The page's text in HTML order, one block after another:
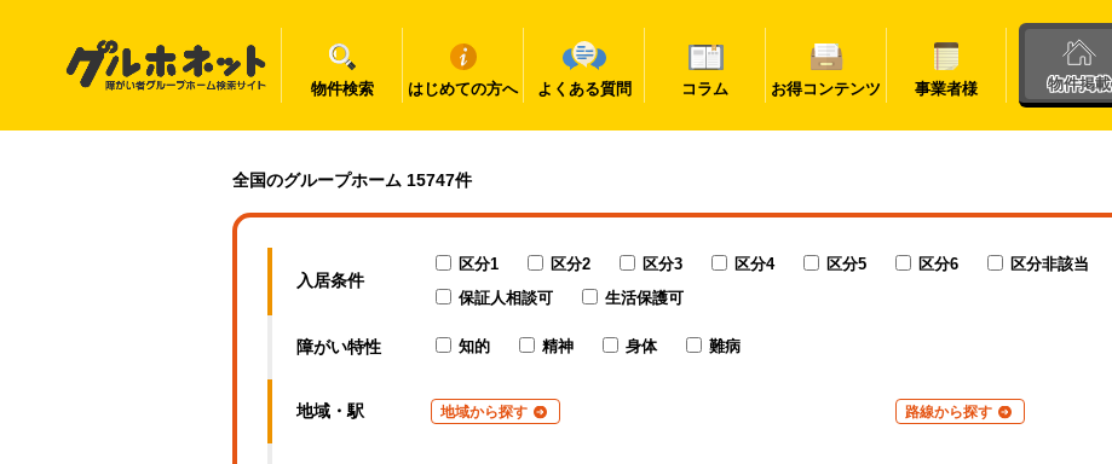
物件検索 はじめての方へ よくある質問 コラム お得コンテンツ 事業者様 物件掲載
三重県の障がい者グループホーム一覧｜グルホネット
全国のグループホーム 15747件
入居条件
区分1 区分2 区分3 区分4 区分5 区分6 区分非該当
保証人相談可
生活保護可
障がい特性 知的 精神 身体 難病
地域・駅 地域から探す 路線から探す